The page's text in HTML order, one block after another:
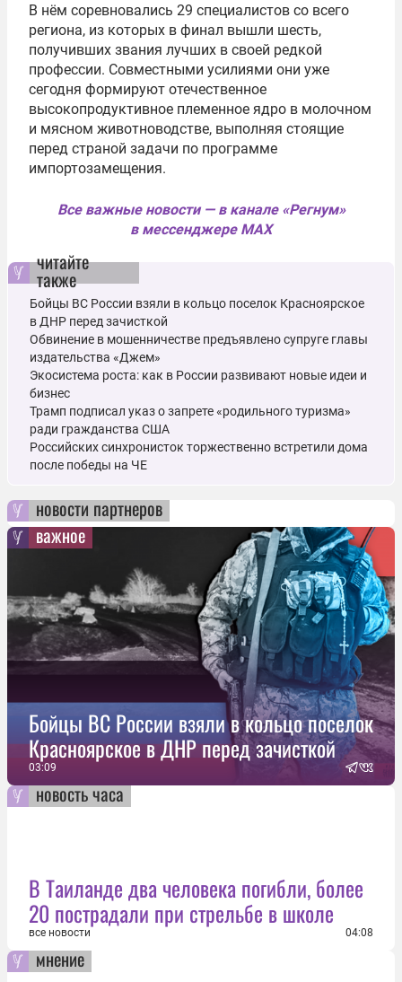
В нём соревновались 29 специалистов со всего
региона, из которых в финал вышли шесть,
получивших звания лучших в своей редкой
профессии. Совместными усилиями они уже
сегодня формируют отечественное
высокопродуктивное племенное ядро в молочном
и мясном животноводстве, выполняя стоящие
перед страной задачи по программе
импортозамещения.
Все важные новости — в канале «Регнум»
в мессенджере MAX
читайте
также
Бойцы ВС России взяли в кольцо поселок Красноярское
в ДНР перед зачисткой
Обвинение в мошенничестве предъявлено супруге главы
издательства «Джем»
Экосистема роста: как в России развивают новые идеи и
бизнес
Трамп подписал указ о запрете «родильного туризма»
ради гражданства США
Российских синхронисток торжественно встретили дома
после победы на ЧЕ
новости партнеров
важное
Бойцы ВС России взяли в кольцо поселок
Красноярское в ДНР перед зачисткой
03:09
новость часа
В Таиланде два человека погибли, более
20 пострадали при стрельбе в школе
все новости 04:08
мнение